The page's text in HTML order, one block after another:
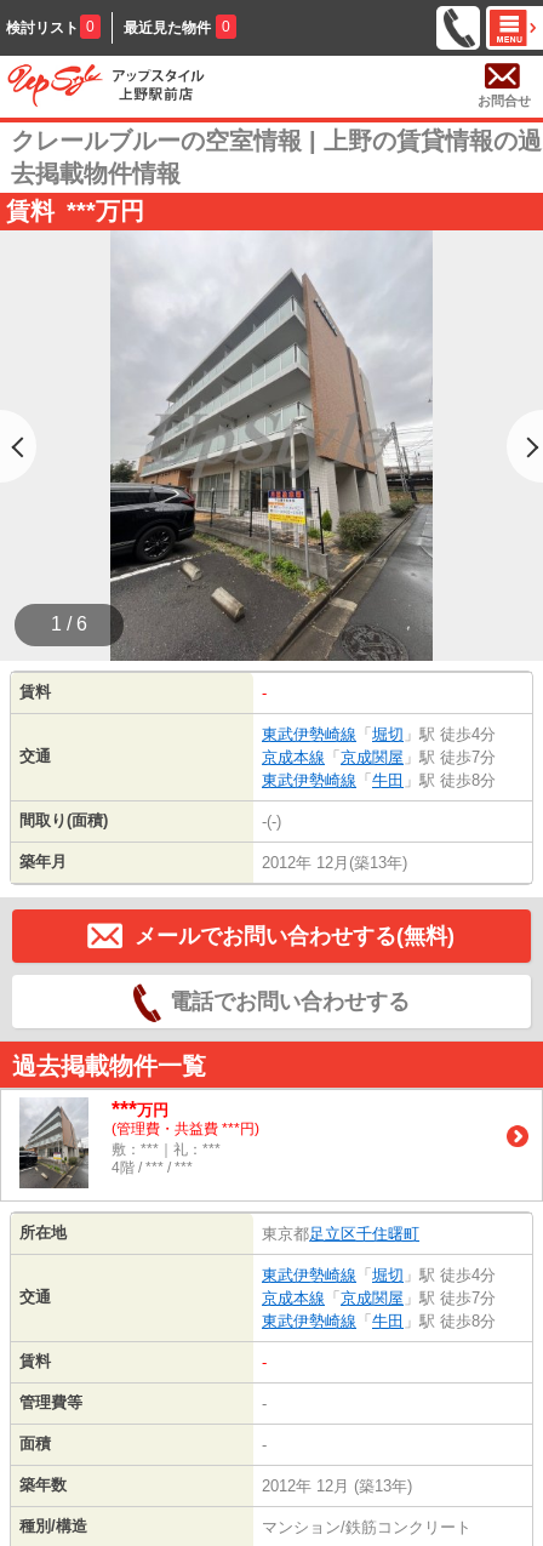
検討リスト 0 最近見た物件 0
お問合せ
クレールブルーの空室情報 | 上野の賃貸情報の過
去掲載物件情報
賃料 ***万円
1 / 6
賃料 -
交通
東武伊勢崎線 「 堀切 」駅 徒歩4分
京成本線 「 京成関屋 」駅 徒歩7分
東武伊勢崎線 「 牛田 」駅 徒歩8分
間取り(面積) -(-)
築年月 2012年 12月(築13年)
メールでお問い合わせする(無料)
電話でお問い合わせする
過去掲載物件一覧
***万円
(管理費・共益費 ***円)
敷：***｜礼：***
4階 / *** / ***
所在地 東京都足立区千住曙町
交通
東武伊勢崎線 「 堀切 」駅 徒歩4分
京成本線 「 京成関屋 」駅 徒歩7分
東武伊勢崎線 「 牛田 」駅 徒歩8分
賃料 -
管理費等 -
面積 -
築年数 2012年 12月 (築13年)
種別/構造 マンション/鉄筋コンクリート